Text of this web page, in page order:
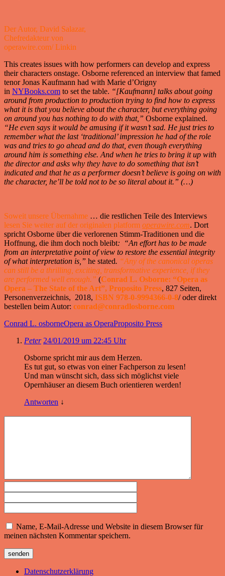
Der Autor, David Salazar,
Chefredakteur von
operawire.com/ Linkin
This creates issues with how performers can develop and express
their characters onstage. Osborne referenced an interview that famed
tenor Jonas Kaufmann had with Marie d’Origny
in NYBooks.com to set the table. “[Kaufmann] talks about going
around from production to production trying to find how to express
what it is that you believe about the character, but everything going
on around you has nothing to do with that,” Osborne explained.
“He even says it would be amusing if it wasn’t sad. He just tries to
remember what the last ‘traditional’ impression he had of the role
was and tries to go ahead and do that, even though everything
around him is something else. And when he tries to bring it up with
the director and asks why they have to do something that isn’t
indicated and that he as a performer doesn’t believe is going on with
the character, he’ll be told not to be so literal about it.” (…)
Soweit unsere Übernahme … die restlichen Teile des Interviews
lesen Sie weiter auf der originalen platform operawire.com. Dort
spricht Osborne über die verlorenen Stimm-Traditionen und die
Hoffnung, die ihm doch noch bleibt: “An effort has to be made
from an interpretative point of view to restore the essential integrity
of what interpretation is,” he stated. “Any of the canonical operas
can still be a thrilling, exciting, transformative experience, if they
are performed well enough.” (Conrad L. Osborne: “Opera as
Opera – The State of the Art”, Proposito Press, 827 Seiten,
Personenverzeichnis, 2018, ISBN 978-0-9994366-0-8/ oder direkt
bestellen beim Autor: conrad@conradlosborne.com
Conrad L. osborneOpera as OperaProposito Press
Peter 24/01/2019 um 22:45 Uhr
Osborne spricht mir aus dem Herzen.
Es tut gut, so etwas von einer Fachperson zu lesen!
Und man wünscht sich, dass sich möglichst viele
Opernhäuser an diesem Buch orientieren werden!
Antworten ↓
Name, E-Mail-Adresse und Website in diesem Browser für
meinen nächsten Kommentar speichern.
Datenschutzerklärung